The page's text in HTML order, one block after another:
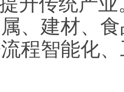
、建材、
程智能化